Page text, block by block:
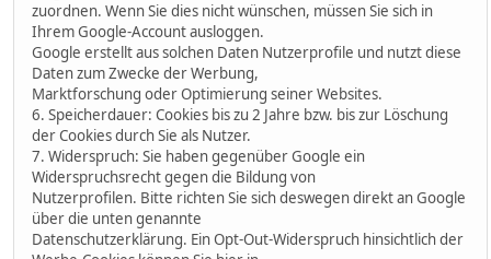
zuordnen. Wenn Sie dies nicht wünschen, müssen Sie sich in
Ihrem Google-Account ausloggen.
Google erstellt aus solchen Daten Nutzerprofile und nutzt diese
Daten zum Zwecke der Werbung,
Marktforschung oder Optimierung seiner Websites.
6. Speicherdauer: Cookies bis zu 2 Jahre bzw. bis zur Löschung
der Cookies durch Sie als Nutzer.
7. Widerspruch: Sie haben gegenüber Google ein
Widerspruchsrecht gegen die Bildung von
Nutzerprofilen. Bitte richten Sie sich deswegen direkt an Google
über die unten genannte
Datenschutzerklärung. Ein Opt-Out-Widerspruch hinsichtlich der